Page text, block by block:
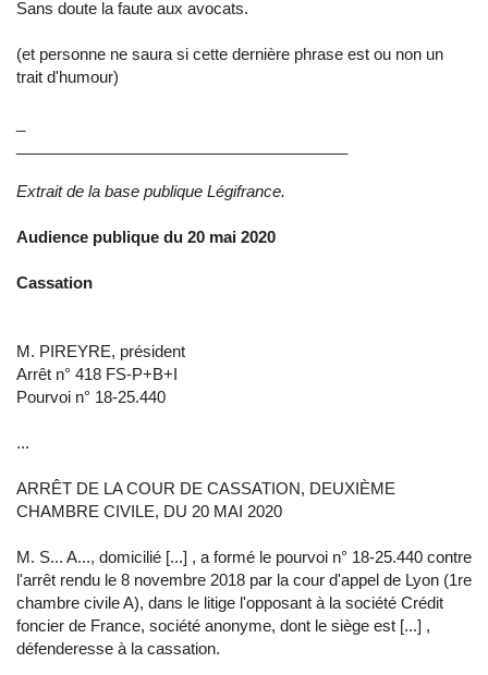
Sans doute la faute aux avocats.
(et personne ne saura si cette dernière phrase est ou non un
trait d'humour)
Extrait de la base publique Légifrance.
Audience publique du 20 mai 2020
Cassation
M. PIREYRE, président
Arrêt n° 418 FS-P+B+I
Pourvoi n° 18-25.440
...
ARRÊT DE LA COUR DE CASSATION, DEUXIÈME
CHAMBRE CIVILE, DU 20 MAI 2020
M. S... A..., domicilié [...] , a formé le pourvoi n° 18-25.440 contre
l'arrêt rendu le 8 novembre 2018 par la cour d'appel de Lyon (1re
chambre civile A), dans le litige l'opposant à la société Crédit
foncier de France, société anonyme, dont le siège est [...] ,
défenderesse à la cassation.